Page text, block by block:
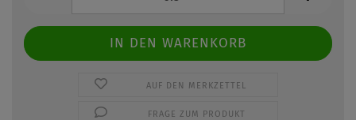
AUF DEN MERKZETTEL
FRAGE ZUM PRODUKT